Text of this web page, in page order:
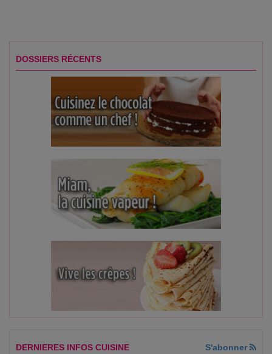
DOSSIERS RÉCENTS
DERNIERES INFOS CUISINE S'abonner